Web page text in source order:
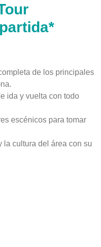
de los principales
ida y vuelta con todo
escénicos para tomar
la cultura del área con su